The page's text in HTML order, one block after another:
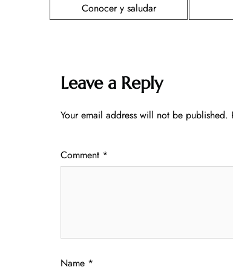
Conocer y saludar
Leave a Reply
Your email address will not be published.
Comment *
Name *